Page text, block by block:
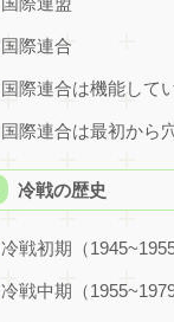
国際連合
国際連合は機能して
国際連合は最初から
冷戦の歴史
冷戦初期（1945~1955
冷戦中期（1955~1979